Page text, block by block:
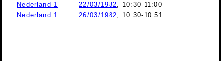
Nederland 1
22/03/1982, 10:30-11:00
Nederland 1
26/03/1982, 10:30-10:51